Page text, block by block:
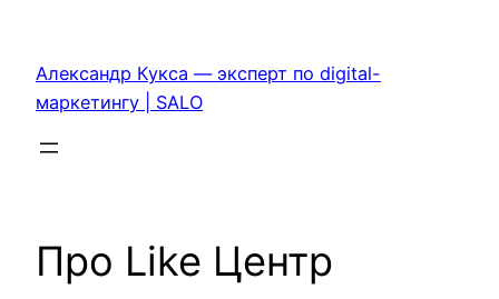
содержимому
Александр Кукса — эксперт по digital-
маркетингу | SALO
Про Like Центр